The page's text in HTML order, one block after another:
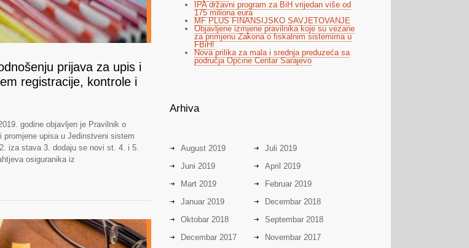
prijava za upis i
registracije, kontrole i
godine objavljen je Pravilnik o
promjene upisa u Jedinstveni sistem
iza stava 3. dodaju se novi st. 4. i 5.
osiguranika iz
IPA državni program za BiH vrijedan više od
175 miliona eura
MF PLUS FINANSIJSKO SAVJETOVANJE
Objavljene izmjene pravilnika koje su vezane
za primjenu Zakona o fiskalnim sistemima u
FBiH!
Nova prilika za mala i srednja preduzeća sa
područja Općine Centar Sarajevo
Arhiva
August 2019
Juli 2019
Juni 2019
April 2019
Mart 2019
Februar 2019
Januar 2019
Decembar 2018
Oktobar 2018
Septembar 2018
Decembar 2017
Novembar 2017